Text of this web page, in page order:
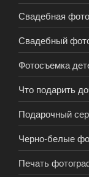
Свадебная
Свадебный
Фотосъемка
Что подарить
Подарочный
Черно-белые
Печать